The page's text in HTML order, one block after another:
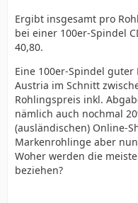
Ergibt insgesamt pro
bei einer 100er-Spindel
40,80.
Eine 100er-Spindel
Austria im Schnitt
Rohlingspreis inkl.
nämlich auch nochmal
(ausländischen) Online-
Markenrohlinge aber
Woher werden die
beziehen?